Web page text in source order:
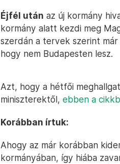
Éjfél után az új kormány
kormány alatt kezdi meg
szerdán a tervek szerint
hogy nem Budapesten lesz.
Azt, hogy a hétfői
miniszterektől, ebben a
Korábban írtuk:
Ahogy az már korábban
kormányában, így hiába